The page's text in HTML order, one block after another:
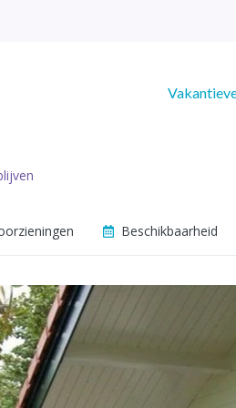
Beschikbaarheid